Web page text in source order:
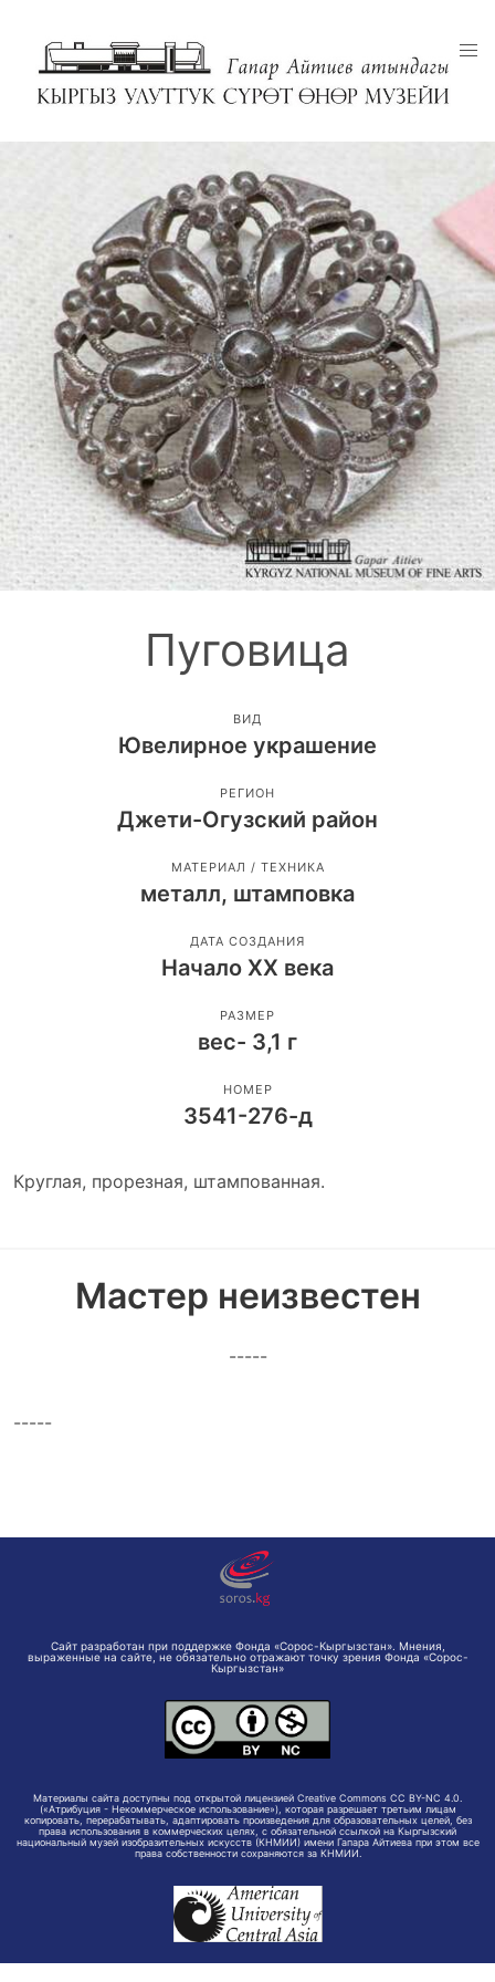
Пуговица
ВИД
Ювелирное украшение
РЕГИОН
Джети-Огузский район
МАТЕРИАЛ / ТЕХНИКА
металл, штамповка
ДАТА СОЗДАНИЯ
Начало ХХ века
РАЗМЕР
вес- 3,1 г
НОМЕР
3541-276-д
Круглая, прорезная, штампованная.
Мастер неизвестен
-----
-----
Сайт разработан при поддержке Фонда «Сорос-Кыргызстан». Мнения,
выраженные на сайте, не обязательно отражают точку зрения Фонда «Сорос-
Кыргызстан»
Материалы сайта доступны под открытой лицензией Creative Commons CC BY-NC 4.0.
(«Атрибуция - Некоммерческое использование»), которая разрешает третьим лицам
копировать, перерабатывать, адаптировать произведения для образовательных целей, без
права использования в коммерческих целях, с обязательной ссылкой на Кыргызский
национальный музей изобразительных искусств (КНМИИ) имени Гапара Айтиева при этом все
права собственности сохраняются за КНМИИ.